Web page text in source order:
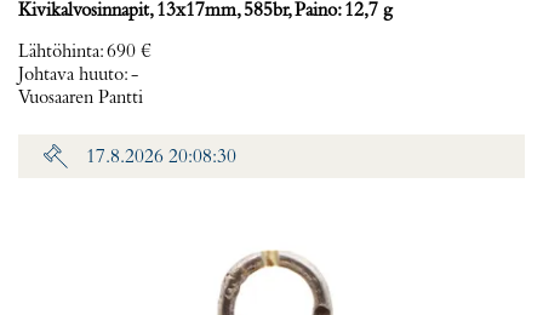
Kivikalvosinnapit, 13x17mm, 585br, Paino: 12,7 g
Lähtöhinta:690 €
Johtava huuto:-
Vuosaaren Pantti
17.8.2026 20:08:30